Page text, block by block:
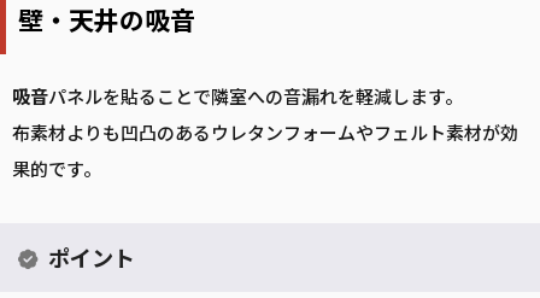
壁・天井の吸音
吸音パネルを貼ることで隣室への音漏れを軽減します。
布素材よりも凹凸のあるウレタンフォームやフェルト素材が効
果的です。
ポイント